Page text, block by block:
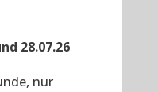
28.07.26
nur